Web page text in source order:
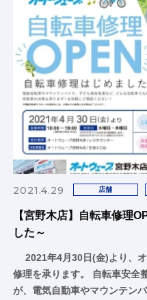
2021.4.29 店舗
【宮野木店】自転車修理
した～
2021年4月30日(金)より、
修理を承ります。 自転車安全
が、電気自動車やマウンテン